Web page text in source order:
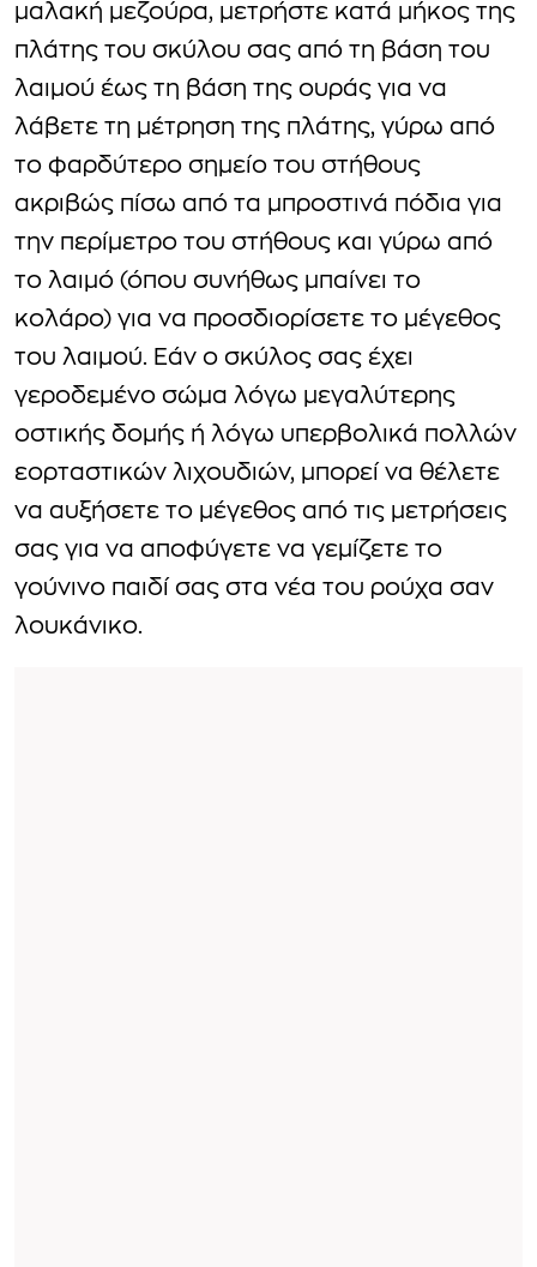
μαλακή μεζούρα, μετρήστε κατά μήκος της
πλάτης του σκύλου σας από τη βάση του
λαιμού έως τη βάση της ουράς για να
λάβετε τη μέτρηση της πλάτης, γύρω από
το φαρδύτερο σημείο του στήθους
ακριβώς πίσω από τα μπροστινά πόδια για
την περίμετρο του στήθους και γύρω από
το λαιμό (όπου συνήθως μπαίνει το
κολάρο) για να προσδιορίσετε το μέγεθος
του λαιμού. Εάν ο σκύλος σας έχει
γεροδεμένο σώμα λόγω μεγαλύτερης
οστικής δομής ή λόγω υπερβολικά πολλών
εορταστικών λιχουδιών, μπορεί να θέλετε
να αυξήσετε το μέγεθος από τις μετρήσεις
σας για να αποφύγετε να γεμίζετε το
γούνινο παιδί σας στα νέα του ρούχα σαν
λουκάνικο.